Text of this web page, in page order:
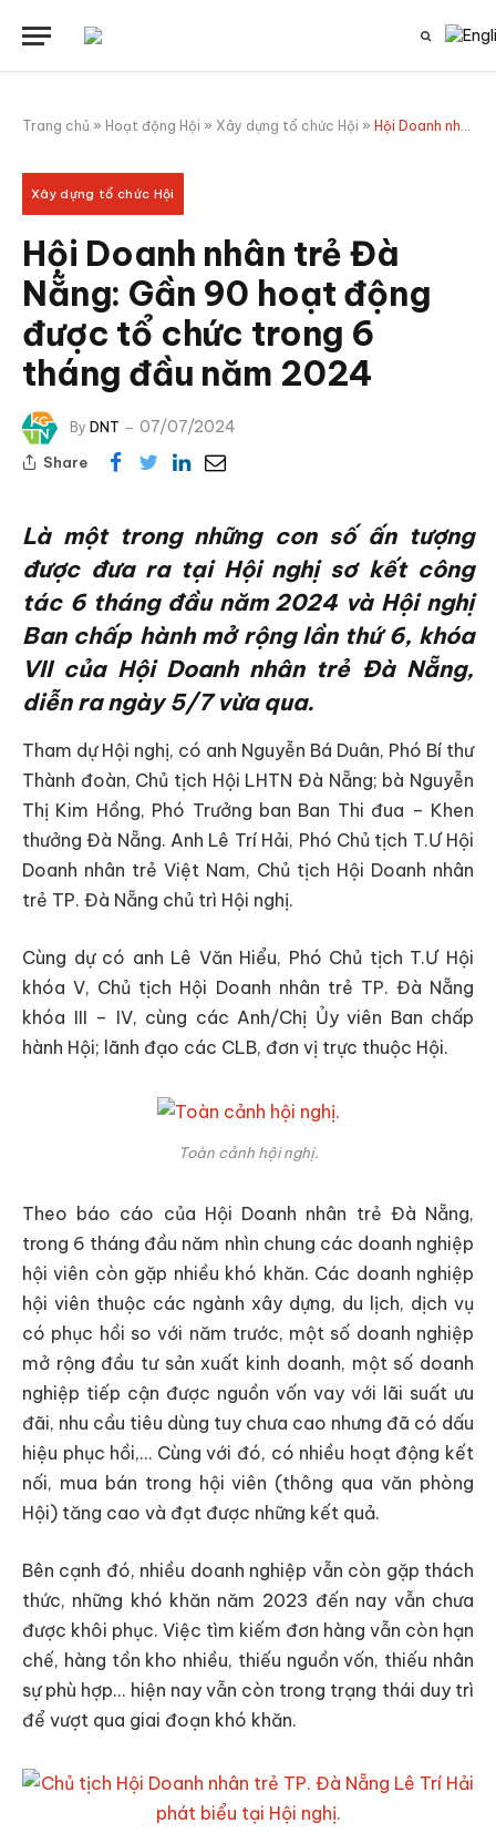
Trang chủ » Hoạt động Hội » Xây dựng tổ chức Hội » Hội Doanh nhân trẻ Đà Nẵng: Gần 90 hoạt động được tổ chức trong 6 tháng đầu năm 2024
Xây dựng tổ chức Hội
Hội Doanh nhân trẻ Đà
Nẵng: Gần 90 hoạt động
được tổ chức trong 6
tháng đầu năm 2024
By DNT 07/07/2024
Share
Là một trong những con số ấn tượng
được đưa ra tại Hội nghị sơ kết công
tác 6 tháng đầu năm 2024 và Hội nghị
Ban chấp hành mở rộng lần thứ 6, khóa
VII của Hội Doanh nhân trẻ Đà Nẵng,
diễn ra ngày 5/7 vừa qua.
Tham dự Hội nghị, có anh Nguyễn Bá Duân, Phó Bí thư
Thành đoàn, Chủ tịch Hội LHTN Đà Nẵng; bà Nguyễn
Thị Kim Hồng, Phó Trưởng ban Ban Thi đua – Khen
thưởng Đà Nẵng. Anh Lê Trí Hải, Phó Chủ tịch T.Ư Hội
Doanh nhân trẻ Việt Nam, Chủ tịch Hội Doanh nhân
trẻ TP. Đà Nẵng chủ trì Hội nghị.
Cùng dự có anh Lê Văn Hiểu, Phó Chủ tịch T.Ư Hội
khóa V, Chủ tịch Hội Doanh nhân trẻ TP. Đà Nẵng
khóa III – IV, cùng các Anh/Chị Ủy viên Ban chấp
hành Hội; lãnh đạo các CLB, đơn vị trực thuộc Hội.
Toàn cảnh hội nghị.
Theo báo cáo của Hội Doanh nhân trẻ Đà Nẵng,
trong 6 tháng đầu năm nhìn chung các doanh nghiệp
hội viên còn gặp nhiều khó khăn. Các doanh nghiệp
hội viên thuộc các ngành xây dựng, du lịch, dịch vụ
có phục hồi so với năm trước, một số doanh nghiệp
mở rộng đầu tư sản xuất kinh doanh, một số doanh
nghiệp tiếp cận được nguồn vốn vay với lãi suất ưu
đãi, nhu cầu tiêu dùng tuy chưa cao nhưng đã có dấu
hiệu phục hồi,… Cùng với đó, có nhiều hoạt động kết
nối, mua bán trong hội viên (thông qua văn phòng
Hội) tăng cao và đạt được những kết quả.
Bên cạnh đó, nhiều doanh nghiệp vẫn còn gặp thách
thức, những khó khăn năm 2023 đến nay vẫn chưa
được khôi phục. Việc tìm kiếm đơn hàng vẫn còn hạn
chế, hàng tồn kho nhiều, thiếu nguồn vốn, thiếu nhân
sự phù hợp… hiện nay vẫn còn trong trạng thái duy trì
để vượt qua giai đoạn khó khăn.